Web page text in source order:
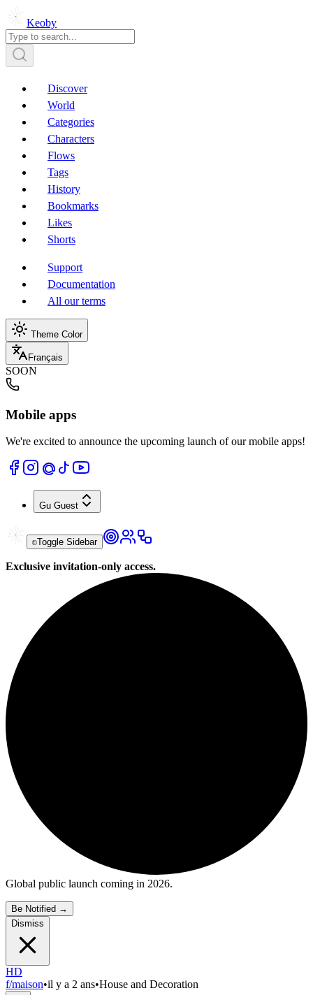
Keoby
Discover
World
Categories
Characters
Flows
Tags
History
Bookmarks
Likes
Shorts
Support
Documentation
All our terms
Theme Color
Français
SOON
Mobile apps
We're excited to announce the upcoming launch of our mobile apps!
Gu Guest
Toggle Sidebar
Exclusive invitation-only access.
Global public launch coming in 2026.
Be Notified →
Dismiss
HD
f/maison•il y a 2 ans•House and Decoration